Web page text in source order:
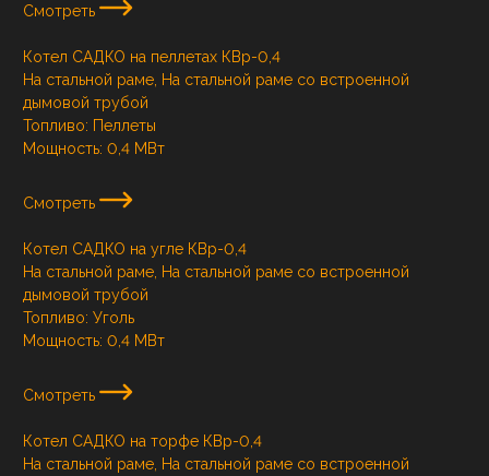
Смотреть
Котел САДКО на пеллетах КВр-0,4
На стальной раме, На стальной раме со встроенной
дымовой трубой
Топливо: Пеллеты
Мощность: 0,4 МВт
Смотреть
Котел САДКО на угле КВр-0,4
На стальной раме, На стальной раме со встроенной
дымовой трубой
Топливо: Уголь
Мощность: 0,4 МВт
Смотреть
Котел САДКО на торфе КВр-0,4
На стальной раме, На стальной раме со встроенной